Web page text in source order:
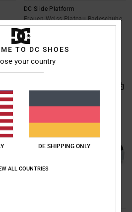
DC Slide Platform
Frauen Weiss Plateau-Badeschuhe
35,00 €
21,00 €
TO DC SHOES
your country
DE SHIPPING ONLY
ALL COUNTRIES